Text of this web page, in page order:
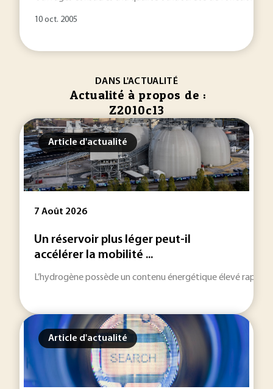
10 oct. 2005
DANS L'ACTUALITÉ
Actualité à propos de :
Z2010c13
Article d'actualité
7 Août 2026
Un réservoir plus léger peut-il
accélérer la mobilité ...
L’hydrogène possède un contenu énergétique élevé
Article d'actualité